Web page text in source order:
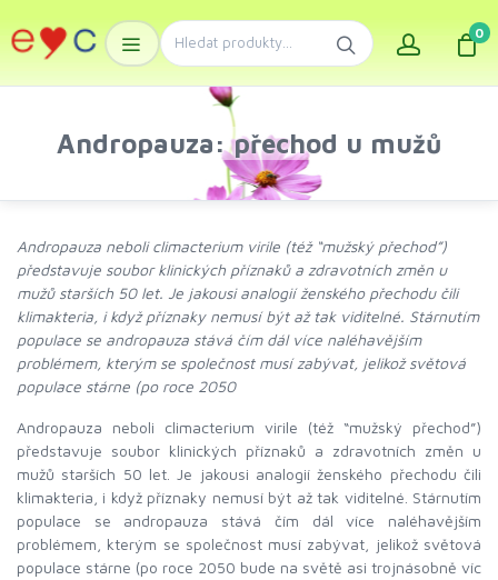
0
Andropauza: přechod u mužů
Andropauza neboli climacterium virile (též “mužský přechod”)
představuje soubor klinických příznaků a zdravotních změn u
mužů starších 50 let. Je jakousi analogií ženského přechodu čili
klimakteria, i když příznaky nemusí být až tak viditelné. Stárnutím
populace se andropauza stává čím dál více naléhavějším
problémem, kterým se společnost musí zabývat, jelikož světová
populace stárne (po roce 2050
Andropauza neboli climacterium virile (též “mužský přechod”)
představuje soubor klinických příznaků a zdravotních změn u
mužů starších 50 let. Je jakousi analogií ženského přechodu čili
klimakteria, i když příznaky nemusí být až tak viditelné. Stárnutím
populace se andropauza stává čím dál více naléhavějším
problémem, kterým se společnost musí zabývat, jelikož světová
populace stárne (po roce 2050 bude na světě asi trojnásobně víc